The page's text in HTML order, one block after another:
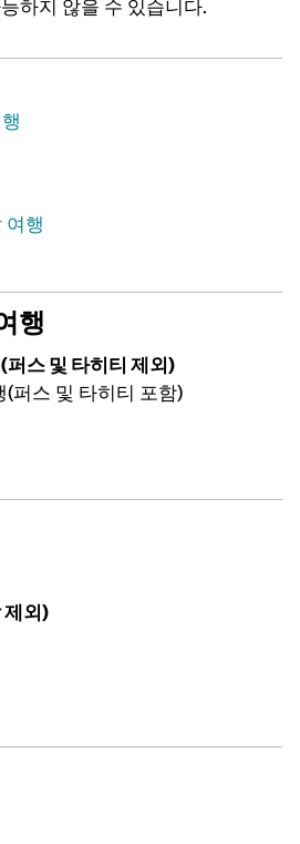
하지 않을 수 있습니다.
여행
행
퍼스 및 타히티 제외)
(퍼스 및 타히티 포함)
제외)